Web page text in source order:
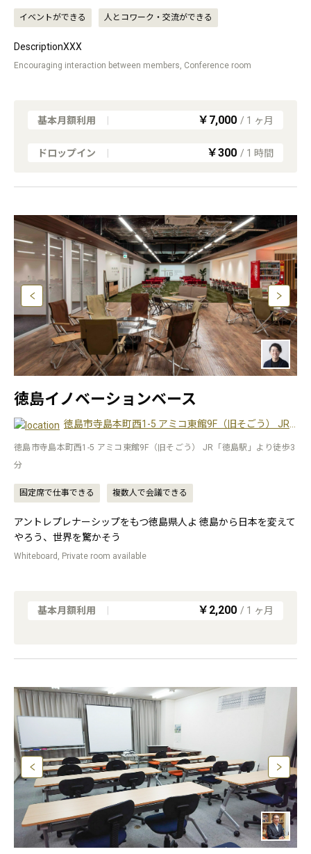
イベントができる 人とコワーク・交流ができる
DescriptionXXX
Encouraging interaction between members, Conference room
基本月額利用 ￥7,000 / 1 ヶ月
ドロップイン ￥300 / 1 時間
徳島イノベーションベース
徳島市寺島本町西1-5 アミコ東館9F（旧そごう） JR「徳島駅」より徒歩3分
徳島市寺島本町西1-5 アミコ東館9F（旧そごう） JR「徳島駅」より徒歩3
分
固定席で仕事できる 複数人で会議できる
アントレプレナーシップをもつ徳島県人よ 徳島から日本を変えて
やろう、世界を驚かそう
Whiteboard, Private room available
基本月額利用 ￥2,200 / 1 ヶ月